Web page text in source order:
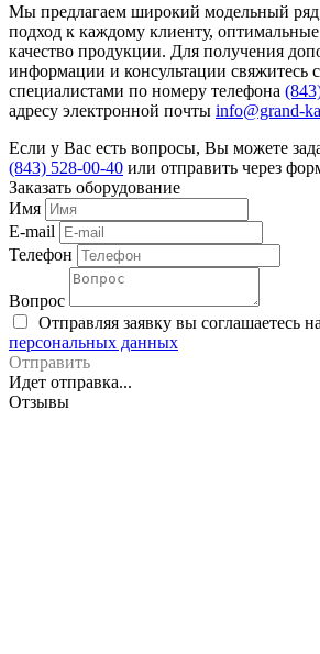
Мы предлагаем широкий модельный
подход к каждому клиенту,
качество продукции. Для получения
информации и консультации свяжитесь
специалистами по номеру телефона
адресу электронной почты info@grand-
Если у Вас есть вопросы, Вы можете
(843) 528-00-40 или отправить через
Заказать оборудование
Имя
E-mail
Телефон
Вопрос
Отправляя заявку вы соглашаетесь
персональных данных
Отправить
Идет отправка...
Отзывы